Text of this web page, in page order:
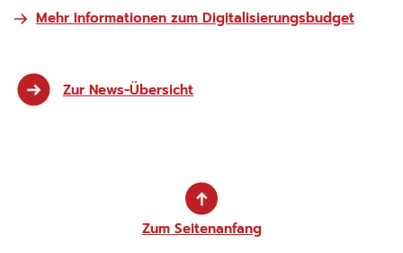
Mehr Informationen zum Digitalisierungsbudget
Zur News-Übersicht
Zum Seitenanfang
cookie_consent
Einverständnis-Optionen des Benutzers.